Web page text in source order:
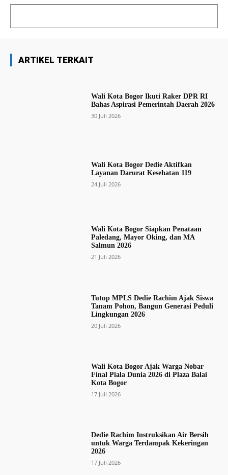
ARTIKEL TERKAIT
Wali Kota Bogor Ikuti Raker DPR RI
Bahas Aspirasi Pemerintah Daerah 2026
30 Juli 2026
Wali Kota Bogor Dedie Aktifkan
Layanan Darurat Kesehatan 119
24 Juli 2026
Wali Kota Bogor Siapkan Penataan
Paledang, Mayor Oking, dan MA
Salmun 2026
21 Juli 2026
Tutup MPLS Dedie Rachim Ajak Siswa
Tanam Pohon, Bangun Generasi Peduli
Lingkungan 2026
20 Juli 2026
Wali Kota Bogor Ajak Warga Nobar
Final Piala Dunia 2026 di Plaza Balai
Kota Bogor
17 Juli 2026
Dedie Rachim Instruksikan Air Bersih
untuk Warga Terdampak Kekeringan
2026
17 Juli 2026